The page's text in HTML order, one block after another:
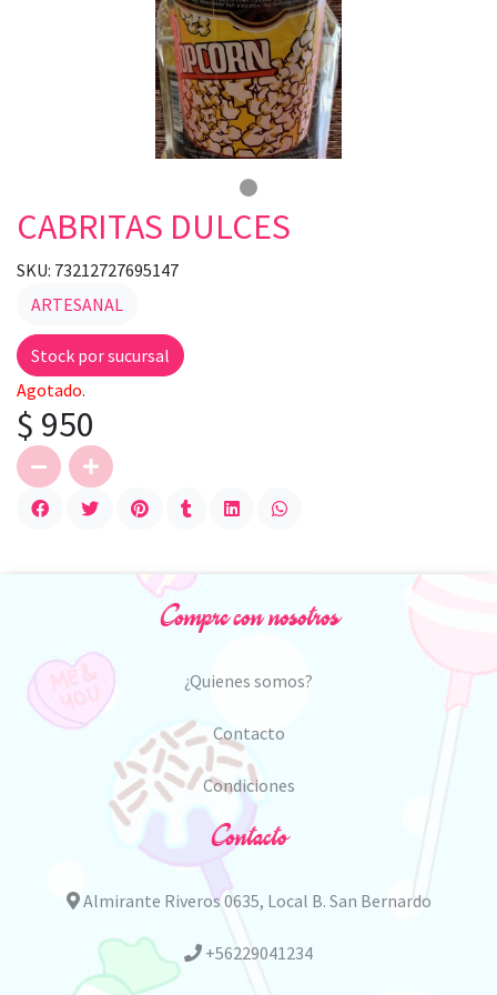
CABRITAS DULCES
SKU: 73212727695147
ARTESANAL
Stock por sucursal
Agotado.
$ 950
Compre con nosotros
¿Quienes somos?
Contacto
Condiciones
Contacto
Almirante Riveros 0635, Local B. San Bernardo
+56229041234